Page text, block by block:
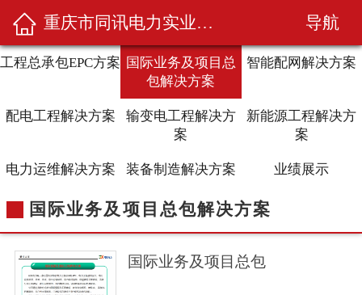
导航
重庆市同讯电力实业有限公司
工程总承包EPC方案 国际业务及项目总
包解决方案
智能配网解决方案
配电工程解决方案
输变电工程解决方
案
新能源工程解决方
案
电力运维解决方案 装备制造解决方案 业绩展示
国际业务及项目总包解决方案
国际业务及项目总包